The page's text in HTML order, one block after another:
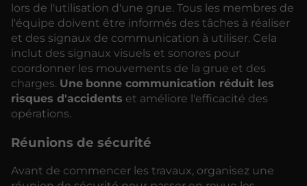
lors de l'utilisation d'une grue. Tous les membres de
l'équipe doivent être informés des tâches à réaliser
et des signaux de communication à utiliser. Cela
inclut des signaux visuels et sonores pour
coordonner les mouvements de la grue et des
charges. Une bonne communication réduit les
risques d'accidents et améliore l'efficacité des
opérations.
Réunions de sécurité
Avant de commencer les travaux, organisez une